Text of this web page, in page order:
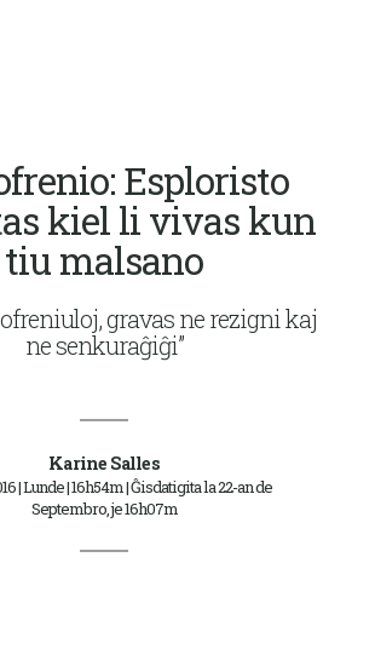
Esploristo
kiel li vivas kun
tiu malsano
gravas ne rezigni kaj
ne senkuraĝiĝi”
Karine Salles
| Lunde | 16h54m | Ĝisdatigita la 22-an de
Septembro, je 16h07m